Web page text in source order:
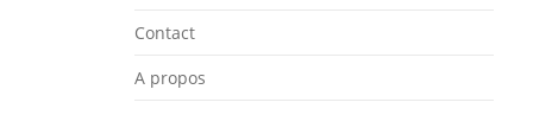
Contact
A propos